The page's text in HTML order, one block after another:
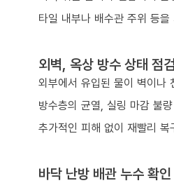
타일 내부나 배수관 주위 등
외벽, 옥상 방수 상태 점검
외부에서 유입된 물이 벽이나
방수층의 균열, 실링 마감 불
추가적인 피해 없이 재빨리
바닥 난방 배관 누수 확인